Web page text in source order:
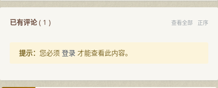
已有评论( 1 ) 查看全部 正序
提示： 您必须 登录 才能查看此内容。